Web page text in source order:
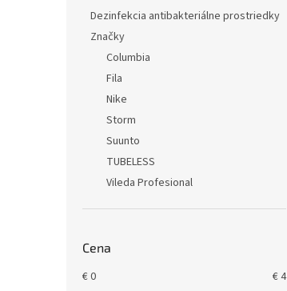
Dezinfekcia antibakteriálne prostriedky
Značky
Columbia
Fila
Nike
Storm
Suunto
TUBELESS
Vileda Profesional
Cena
€0 €4